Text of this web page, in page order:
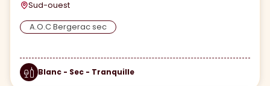
Sud-ouest
A.O.C Bergerac sec
Blanc - Sec - Tranquille